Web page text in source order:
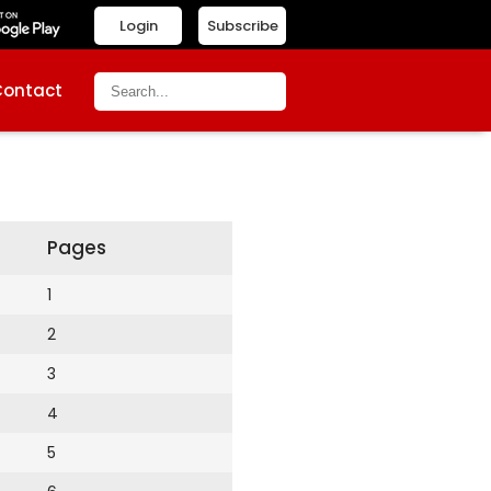
Subscribe
Login
Pages
1
2
3
4
5